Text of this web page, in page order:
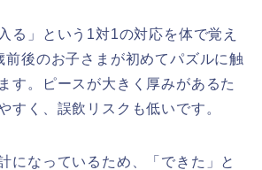
る」という1対1の対応を体で覚え
前後のお子さまが初めてパズルに触
す。ピースが大きく厚みがあるた
すく、誤飲リスクも低いです。
になっているため、「できた」と